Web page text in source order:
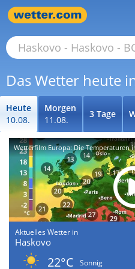
Das Wetter heute
Heute
10.08.
Morgen
11.08.
3 Tage
Wetterfilm Europa: Die Temperaturen
Aktuelles Wetter in
Haskovo
22°C
Sonnig